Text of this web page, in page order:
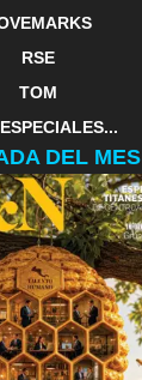
RSE
TOM
DEL MES